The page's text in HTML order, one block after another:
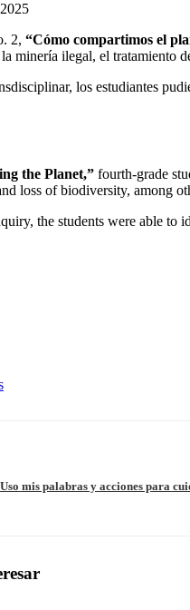
2, “Cómo compartimos el
minería ilegal, el tratamiento
los estudiantes
the Planet,” fourth-grade
loss of biodiversity, among
the students were able to
mis palabras y acciones para